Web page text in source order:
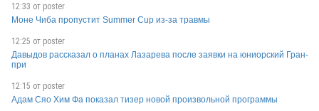
12:33 от poster
Моне Чиба пропустит Summer Cup из-за травмы
12:25 от poster
Давыдов рассказал о планах Лазарева после заявки на юниорский Гран-
при
12:15 от poster
Адам Сяо Хим Фа показал тизер новой произвольной программы